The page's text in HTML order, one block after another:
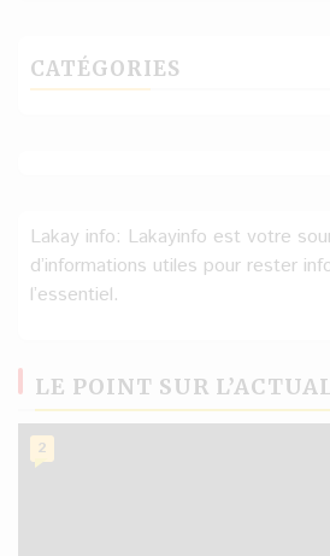
CATÉGORIES
Lakay info: Lakayinfo est votre
d’informations utiles pour rester
l’essentiel.
LE POINT SUR
2